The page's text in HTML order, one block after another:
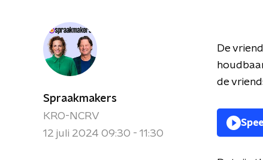
Spraakmakers
KRO-NCRV
12 juli 2024 09:30 - 11:30
De
de